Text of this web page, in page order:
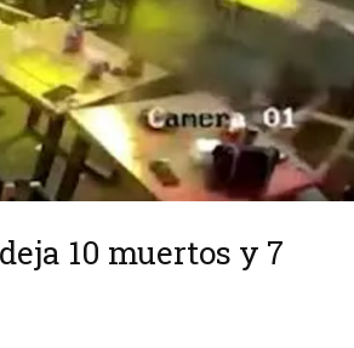
10 muertos y 7